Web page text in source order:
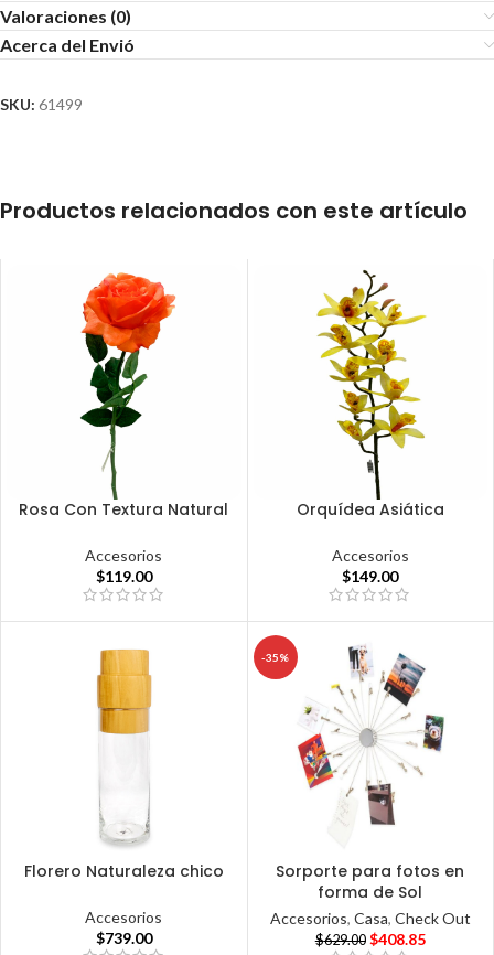
Valoraciones (0)
Acerca del Envió
SKU: 61499
Productos relacionados con este artículo
Rosa Con Textura Natural
Accesorios
$119.00
Orquídea Asiática
Accesorios
$149.00
Florero Naturaleza chico
Accesorios
$739.00
-35%
Sorporte para fotos en
forma de Sol
Accesorios, Casa, Check Out
$629.00 $408.85